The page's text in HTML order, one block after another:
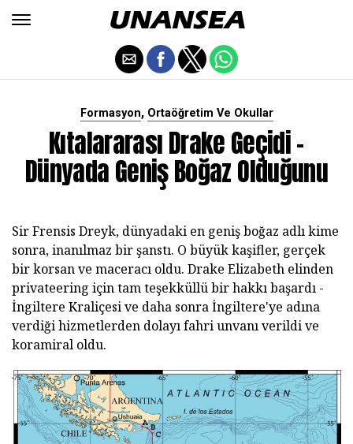
Formasyon, Ortaöğretim Ve Okullar
Kıtalararası Drake Geçidi -
Dünyada Geniş Boğaz Olduğunu
Sir Frensis Dreyk, dünyadaki en geniş boğaz adlı kime
sonra, inanılmaz bir şanstı. O büyük kaşifler, gerçek
bir korsan ve maceracı oldu. Drake Elizabeth elinden
privateering için tam teşekküllü bir hakkı başardı -
İngiltere Kraliçesi ve daha sonra İngiltere'ye adına
verdiği hizmetlerden dolayı fahri unvanı verildi ve
koramiral oldu.